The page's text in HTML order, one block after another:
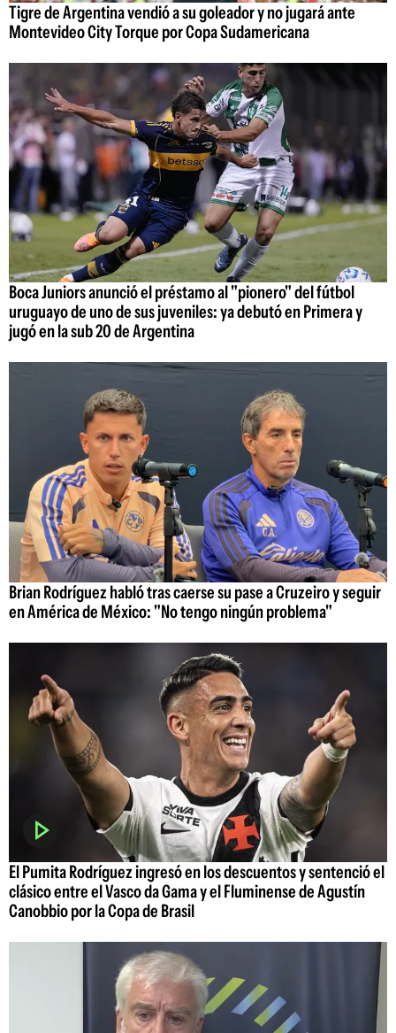
Tigre de Argentina vendió a su goleador y no jugará ante
Montevideo City Torque por Copa Sudamericana
Boca Juniors anunció el préstamo al "pionero" del fútbol
uruguayo de uno de sus juveniles: ya debutó en Primera y
jugó en la sub 20 de Argentina
Brian Rodríguez habló tras caerse su pase a Cruzeiro y seguir
en América de México: "No tengo ningún problema"
El Pumita Rodríguez ingresó en los descuentos y sentenció el
clásico entre el Vasco da Gama y el Fluminense de Agustín
Canobbio por la Copa de Brasil